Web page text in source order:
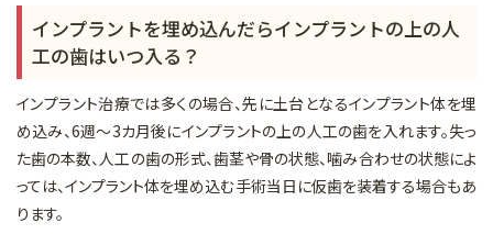
インプラントを埋め込んだらインプラントの上の人
工の歯はいつ入る？
インプラント治療では多くの場合、先に土台となるインプラント体を埋
め込み、6週～3カ月後にインプラントの上の人工の歯を入れます。失っ
た歯の本数、人工の歯の形式、歯茎や骨の状態、噛み合わせの状態によ
っては、インプラント体を埋め込む手術当日に仮歯を装着する場合もあ
ります。